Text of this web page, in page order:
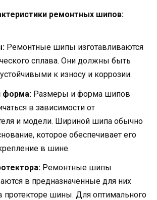
ремонтных шипов:
Ремонтные шипы изготавливаются
сплава. Они должны быть
к износу и коррозии.
форма: Размеры и форма шипов
в зависимости от
и модели. Шириной шипа обычно
которое обеспечивает его
в шине.
Ремонтные шипы
в предназначенные для них
протекторе шины. Для оптимального